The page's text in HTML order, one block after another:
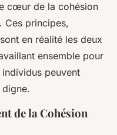
de lecture
cœur de la cohésion
Ces principes,
en réalité les deux
ensemble pour
peuvent
de la Cohésion